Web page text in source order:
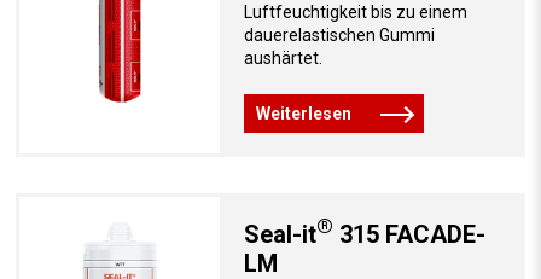
Luftfeuchtigkeit bis zu einem
dauerelastischen Gummi
aushärtet.
Weiterlesen
Seal-it® 315 FACADE-
LM